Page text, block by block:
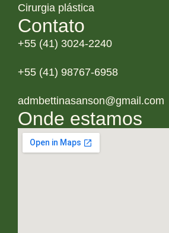
Cirurgia plástica
Contato
+55 (41) 3024-2240
+55 (41) 98767-6958
admbettinasanson@gmail.com
Onde estamos